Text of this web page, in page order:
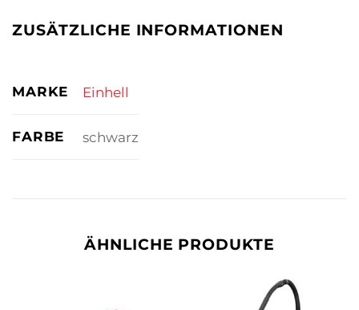
ZUSÄTZLICHE INFORMATIONEN
MARKE Einhell
FARBE schwarz
ÄHNLICHE PRODUKTE